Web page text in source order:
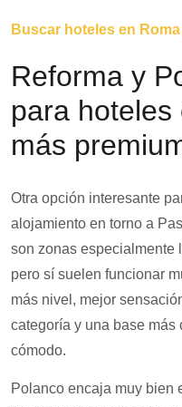
Buscar hoteles en
Reforma y
para hoteles
más
Otra opción interesante
alojamiento en torno a
son zonas especialmente
pero sí suelen funcionar
más nivel, mejor
categoría y una base
cómodo.
Polanco encaja muy bien